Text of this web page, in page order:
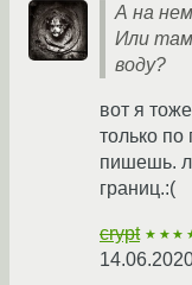
А на
Или
воду?
вот я
только по
пишешь.
границ.:(
crypt